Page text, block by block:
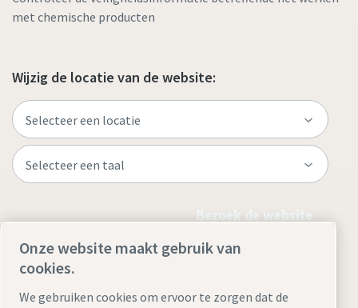
met chemische producten
Wijzig de locatie van de website:
Bezoek de website
Onze website maakt gebruik van
cookies.
We gebruiken cookies om ervoor te zorgen dat de